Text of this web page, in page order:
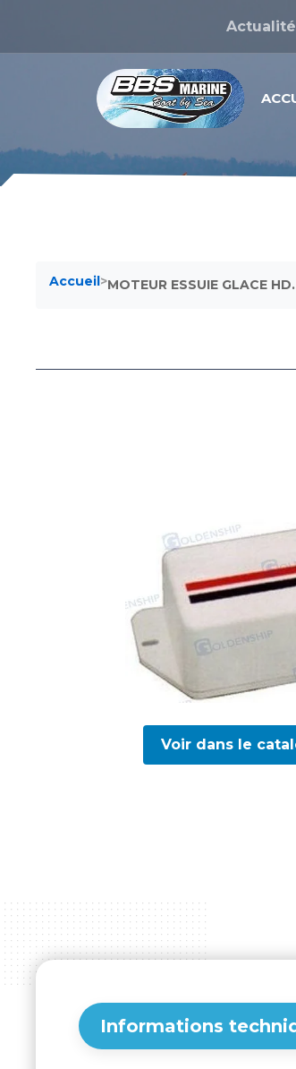
Accueil>MOTEUR ESSUIE GLACE
Voir dans le
Informations